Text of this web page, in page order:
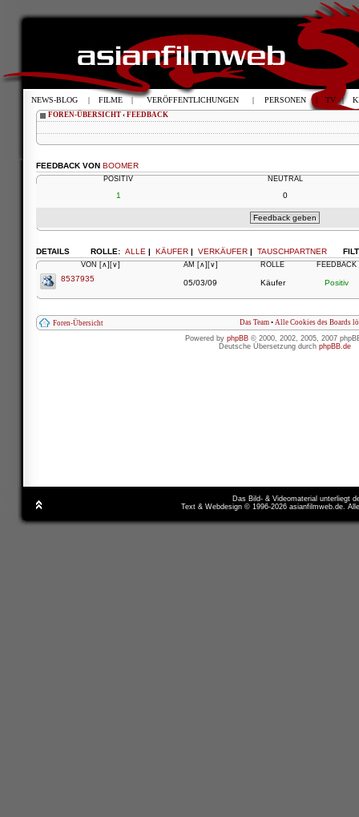
FOREN-ÜBERSICHT ‹ FEEDBACK
FEEDBACK VON BOOMER
POSITIV NEUTRAL
1 0
ROLLE: ALLE | KÄUFER | VERKÄUFER | TAUSCHPARTNER
DETAILS
VON [∧] [∨] AM [∧] [∨] ROLLE FEEDBACK
8537935 05/03/09 Käufer Positiv
Foren-Übersicht Das Team • Alle Cookies des Boards
Powered by phpBB © 2000, 2002, 2005, 2007
Deutsche Übersetzung durch phpBB.de
Das Bild- & Videomaterial unterliegt
Text & Webdesign © 1996-2026 asianfilmweb.de.
NEWS-BLOG | FILME | VERÖFFENTLICHUNGEN | PERSONEN | TV |